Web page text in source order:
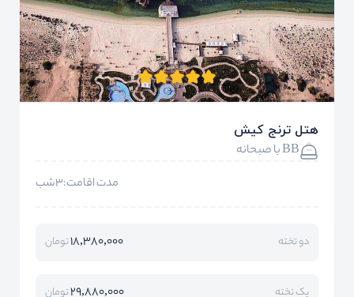
هتل ترنج کیش
BB با صبحانه
مدت اقامت:3شب
دو تخته 18,380,000تومان
یک تخته 29,880,000تومان